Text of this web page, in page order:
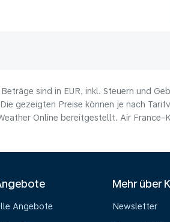
sind in EUR, inkl. Steuern und
gezeigten Preise können je nach
Online bereitgestellt. Air
Angebote
Mehr über
Newsletter